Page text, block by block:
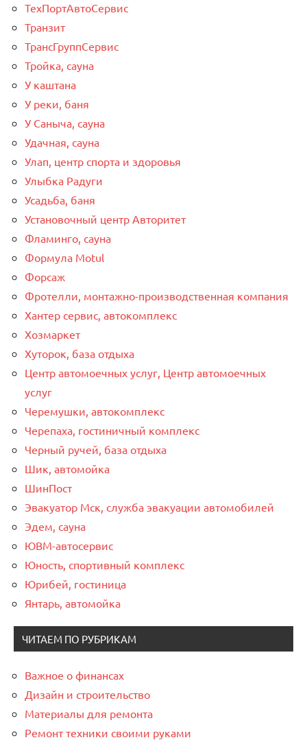
ТехПортАвтоСервис
Транзит
ТрансГруппСервис
Тройка, сауна
У каштана
У реки, баня
У Саныча, сауна
Удачная, сауна
Улап, центр спорта и здоровья
Улыбка Радуги
Усадьба, баня
Установочный центр Авторитет
Фламинго, сауна
Формула Motul
Форсаж
Фротелли, монтажно-производственная компания
Хантер сервис, автокомплекс
Хозмаркет
Хуторок, база отдыха
Центр автомоечных услуг, Центр автомоечных
услуг
Черемушки, автокомплекс
Черепаха, гостиничный комплекс
Черный ручей, база отдыха
Шик, автомойка
ШинПост
Эвакуатор Мск, служба эвакуации автомобилей
Эдем, сауна
ЮВМ-автосервис
Юность, спортивный комплекс
Юрибей, гостиница
Янтарь, автомойка
ЧИТАЕМ ПО РУБРИКАМ
Важное о финансах
Дизайн и строительство
Материалы для ремонта
Ремонт техники своими руками